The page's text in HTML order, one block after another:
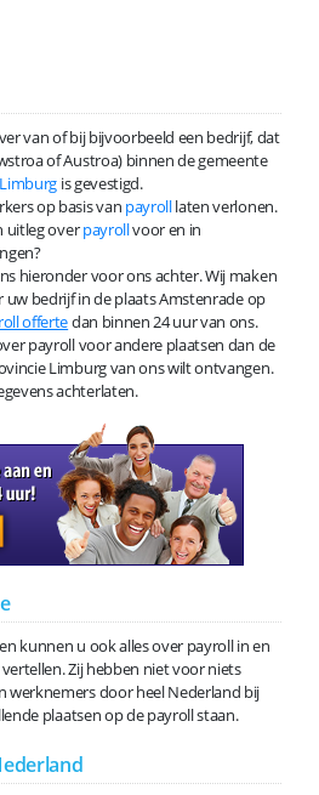
van of bij bijvoorbeeld een bedrijf, dat
of Austroa) binnen de gemeente
Limburg is gevestigd.
op basis van payrolllaten verlonen.
uitleg overpayrollvoor en in
hieronder voor ons achter. Wij maken
bedrijf in de plaats Amstenrade op
offertedan binnen 24 uur van ons.
payroll voor andere plaatsen dan de
Limburg van ons wilt ontvangen.
achterlaten.
kunnen u ook alles over payroll in en
Zij hebben niet voor niets
werknemers door heel Nederland bij
plaatsen op de payroll staan.